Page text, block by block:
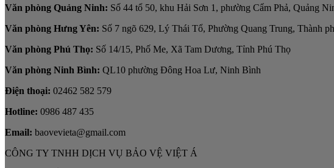
Văn phòng Quảng Ninh: Số 44 tổ 50, khu Hải Sơn 1, phường Cẩm Phả, Quảng
Văn phòng Hưng Yên: Số 7 ngõ 629, Lý Thái Tổ, Phường Quang Trung, Thành
Văn phòng Phú Thọ: Số 14/15, Phố Me, Xã Tam Dương, Tỉnh Phú Thọ
Văn phòng Ninh Bình: QL10 phường Đông Hoa Lư, Ninh Bình
Điện thoại: 02462 582 579
Hotline: 0986 487 435
Email: baovevieta@gmail.com
CÔNG TY TNHH DỊCH VỤ BẢO VỆ VIỆT Á